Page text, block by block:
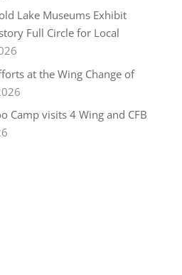
Lake Museums Exhibit
Full Circle for Local
at the Wing Change of
Camp visits 4 Wing and CFB